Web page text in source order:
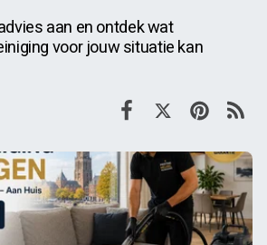
aan en ontdek wat
voor jouw situatie kan